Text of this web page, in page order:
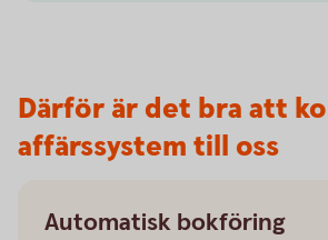
Därför är det bra att
affärssystem till oss
Automatisk bokföring